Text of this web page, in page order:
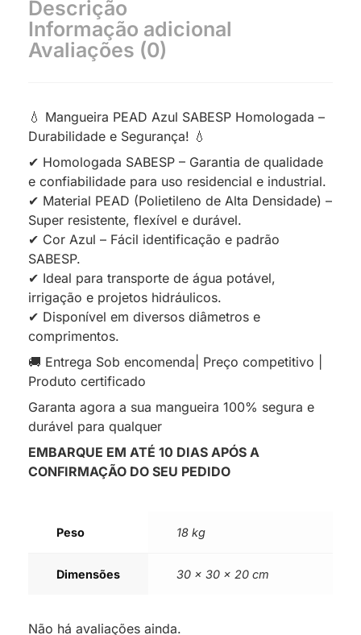
Descrição
Informação adicional
Avaliações (0)
💧 Mangueira PEAD Azul SABESP Homologada –
Durabilidade e Segurança! 💧
✔ Homologada SABESP – Garantia de qualidade
e confiabilidade para uso residencial e industrial.
✔ Material PEAD (Polietileno de Alta Densidade) –
Super resistente, flexível e durável.
✔ Cor Azul – Fácil identificação e padrão
SABESP.
✔ Ideal para transporte de água potável,
irrigação e projetos hidráulicos.
✔ Disponível em diversos diâmetros e
comprimentos.
🚚 Entrega Sob encomenda| Preço competitivo |
Produto certificado
Garanta agora a sua mangueira 100% segura e
durável para qualquer
EMBARQUE EM ATÉ 10 DIAS APÓS A
CONFIRMAÇÃO DO SEU PEDIDO
Peso 18 kg
Dimensões 30 × 30 × 20 cm
Não há avaliações ainda.